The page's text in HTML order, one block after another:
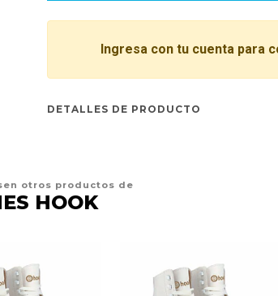
Ingresa con tu cuenta para
DETALLES DE PRODUCTO
otros productos de
HOOK